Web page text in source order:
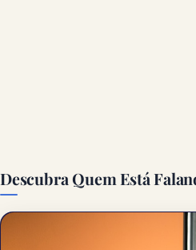
Descubra Quem Está